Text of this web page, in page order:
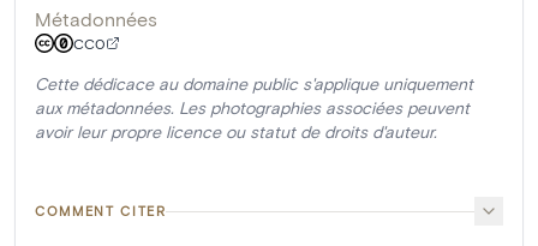
Métadonnées
CC0
Cette dédicace au domaine public s'applique uniquement
aux métadonnées. Les photographies associées peuvent
avoir leur propre licence ou statut de droits d'auteur.
COMMENT CITER